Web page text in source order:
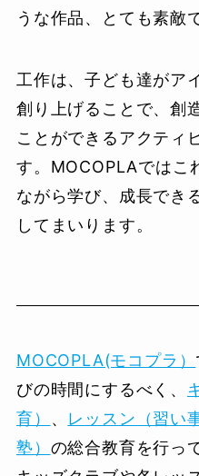
うな作品、とても素敵
工作は、子ども達がア
創り上げることで、創
ことができるアクティ
す。MOCOPLAではこ
ながら学び、成長でき
してまいります。
MOCOPLA(モコプラ）
びの時間にするべく、
育）
、 レッスン（習い
塾） の総合教育を行っ